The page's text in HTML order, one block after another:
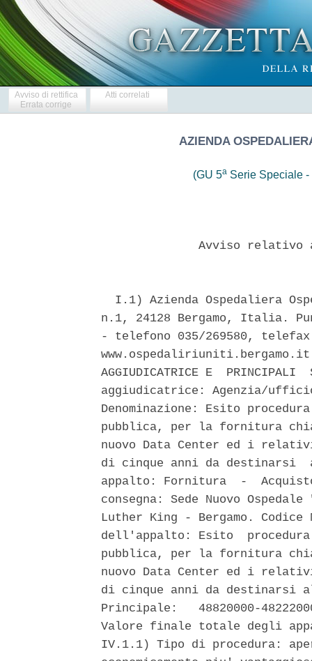
Avviso di rettifica
Errata corrige
Atti correlati
AZIENDA
(GU 5aSerie Speciale -
Avviso
I.1) Azienda Ospedaliera
n.1, 24128 Bergamo, Italia.
- telefono 035/269580,
AGGIUDICATRICE E
aggiudicatrice: Agenzia/
Denominazione: Esito
pubblica, per la fornitura
nuovo Data Center ed i
di cinque anni da destinarsi
appalto: Fornitura  -
consegna: Sede Nuovo
Luther King - Bergamo.
dell'appalto: Esito
pubblica, per la fornitura
nuovo Data Center ed i
di cinque anni da destinarsi
Principale:   48820000-
Valore finale totale degli
IV.1.1) Tipo di procedura: